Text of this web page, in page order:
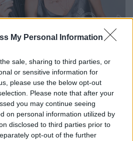
My Personal Information
sale, sharing to third parties, or
or sensitive information for
please use the below opt-out
Please note that after your
you may continue seeing
on personal information utilized by
disclosed to third parties prior to
opt-out of the further
Margaret Island,
Gigi együtt - mi az?
és Miki357!
28.